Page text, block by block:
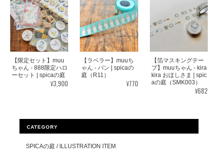
【限定セット】muu
ちゃん - 888限定ハロ
ーセット | spicaの庭
¥3,900
【ラベラー】muuち
ゃん - パン | spicaの
庭（R11）
¥770
【箔マスキングテー
プ】muuちゃん - kira
kira おほしさま | spic
aの庭（SMK003）
¥682
CATEGORY
SPICAの庭 / ILLUSTRATION ITEM